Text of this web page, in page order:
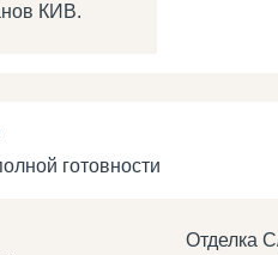
КИВ.
готовности
Отделка